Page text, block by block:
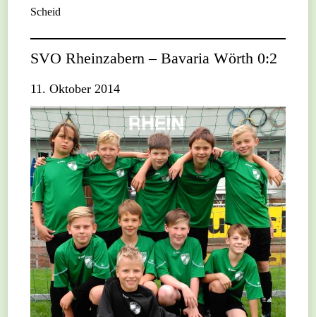
Scheid
SVO Rheinzabern – Bavaria Wörth 0:2
11. Oktober 2014